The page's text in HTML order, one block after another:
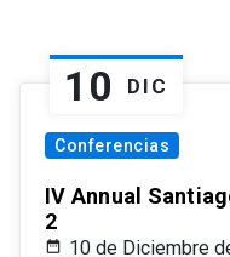
10 DIC
Conferencias
IV Annual
2
10 de Diciembre